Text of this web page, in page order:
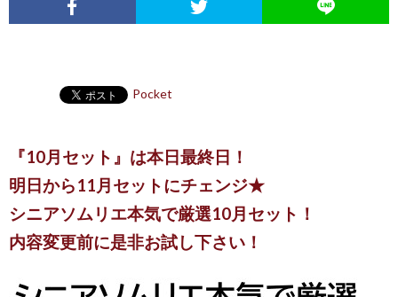
Pocket
『10月セット』は本日最終日！
明日から11月セットにチェンジ★
シニアソムリエ本気で厳選10月セット！
内容変更前に是非お試し下さい！